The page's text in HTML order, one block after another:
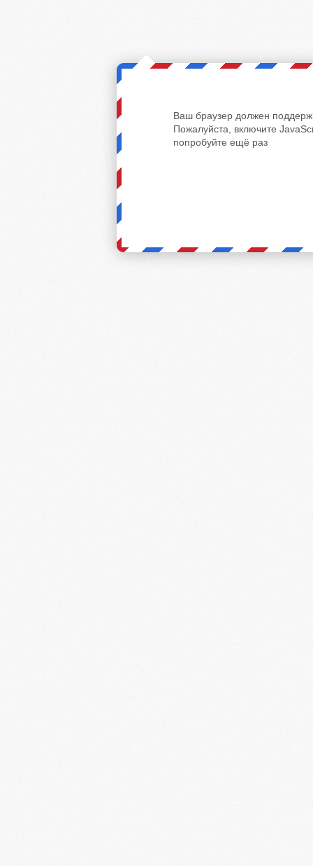
Ваш браузер должен
Пожалуйста, включите
попробуйте ещё раз